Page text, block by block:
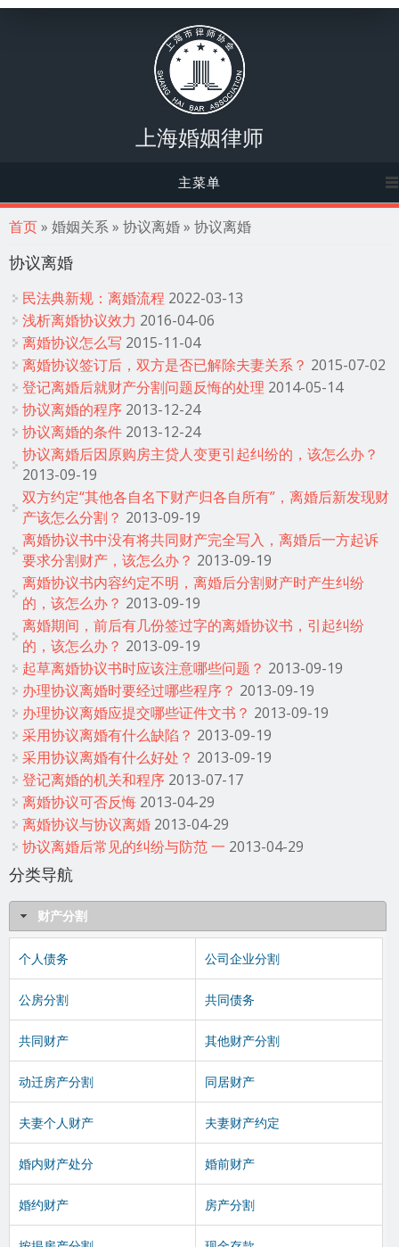
上海婚姻律师
主菜单
你在这里
首页» 婚姻关系 » 协议离婚 » 协议离婚
协议离婚
民法典新规：离婚流程 2022-03-13
浅析离婚协议效力 2016-04-06
离婚协议怎么写 2015-11-04
离婚协议签订后，双方是否已解除夫妻关系？ 2015-07-02
登记离婚后就财产分割问题反悔的处理 2014-05-14
协议离婚的程序 2013-12-24
协议离婚的条件 2013-12-24
协议离婚后因原购房主贷人变更引起纠纷的，该怎么办？
2013-09-19
双方约定“其他各自名下财产归各自所有”，离婚后新发现财
产该怎么分割？ 2013-09-19
离婚协议书中没有将共同财产完全写入，离婚后一方起诉
要求分割财产，该怎么办？ 2013-09-19
离婚协议书内容约定不明，离婚后分割财产时产生纠纷
的，该怎么办？ 2013-09-19
离婚期间，前后有几份签过字的离婚协议书，引起纠纷
的，该怎么办？ 2013-09-19
起草离婚协议书时应该注意哪些问题？ 2013-09-19
办理协议离婚时要经过哪些程序？ 2013-09-19
办理协议离婚应提交哪些证件文书？ 2013-09-19
采用协议离婚有什么缺陷？ 2013-09-19
采用协议离婚有什么好处？ 2013-09-19
登记离婚的机关和程序 2013-07-17
离婚协议可否反悔 2013-04-29
离婚协议与协议离婚 2013-04-29
协议离婚后常见的纠纷与防范 一 2013-04-29
分类导航
财产分割
个人债务 公司企业分割
公房分割 共同债务
共同财产 其他财产分割
动迁房产分割 同居财产
夫妻个人财产 夫妻财产约定
婚内财产处分 婚前财产
婚约财产 房产分割